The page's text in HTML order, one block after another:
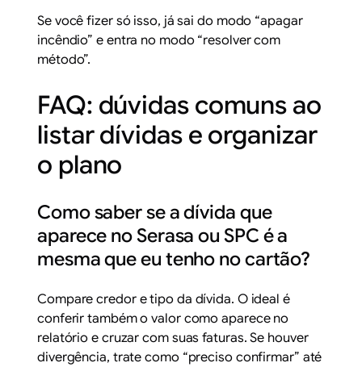
Se você fizer só isso, já sai do modo “apagar
incêndio” e entra no modo “resolver com
método”.
FAQ: dúvidas comuns ao
listar dívidas e organizar
o plano
Como saber se a dívida que
aparece no Serasa ou SPC é a
mesma que eu tenho no cartão?
Compare credor e tipo da dívida. O ideal é
conferir também o valor como aparece no
relatório e cruzar com suas faturas. Se houver
divergência, trate como “preciso confirmar” até